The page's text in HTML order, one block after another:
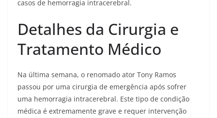
casos de hemorragia intracerebral.
Detalhes da Cirurgia e
Tratamento Médico
Na última semana, o renomado ator Tony Ramos
passou por uma cirurgia de emergência após sofrer
uma hemorragia intracerebral. Este tipo de condição
médica é extremamente grave e requer intervenção